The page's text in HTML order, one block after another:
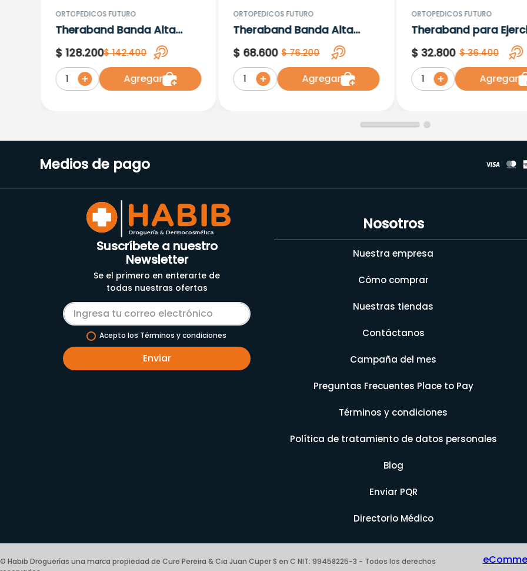
ORTOPEDICOS FUTURO
Theraband Banda Alta
Resistencia Medium 11 Kg
$ 128.200$142.400
1 Agregar
ORTOPEDICOS FUTURO
Theraband Banda Alta
Resistencia Light 7 Kg
$ 68.600 $76.200
1 Agregar
ORTOPEDICOS FUTURO
Theraband para
Amarillo 15 M Ref (2615
$ 32.800 $36.400
1 Agregar
Medios de pago
Suscríbete a nuestro
Newsletter
Se el primero en enterarte de
todas nuestras ofertas
Acepto los Términos y condiciones
Enviar
Nosotros
Nuestra empresa
Cómo comprar
Nuestras tiendas
Contáctanos
Campaña del mes
Preguntas Frecuentes Place to Pay
Términos y condiciones
Política de tratamiento de datos personales
Blog
Enviar PQR
Directorio Médico
© Habib Droguerías una marca propiedad de Cure Pereira & Cia Juan Cuper S en C NIT: 99458225-3 - Todos los derechos